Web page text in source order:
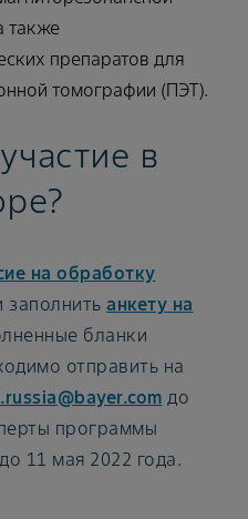
также
препаратов для
томографии (ПЭТ).
в
на обработку
заполнить анкету на
бланки
отправить на
до
программы
11 мая 2022 года.